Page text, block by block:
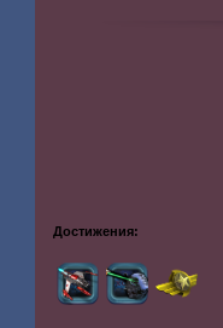
Достижения: